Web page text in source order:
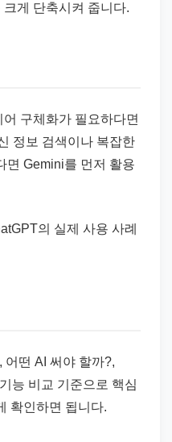
게 단축시켜 줍니다.
구체화가 필요하다면
정보 검색이나 복잡한
면 Gemini를 먼저 활용
의 실제 사용 사례
어떤 AI 써야 할까?,
능 비교 기준으로 핵심
확인하면 됩니다.